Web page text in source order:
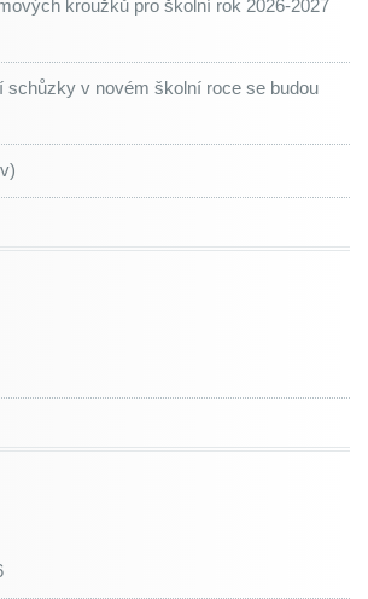
kroužků pro školní rok 2026-2027
schůzky v novém školní roce se budou